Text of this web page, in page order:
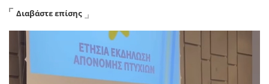
Διαβάστε επίσης